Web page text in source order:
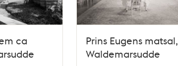
ca
Prins Eugens matsal,
Waldemarsudde